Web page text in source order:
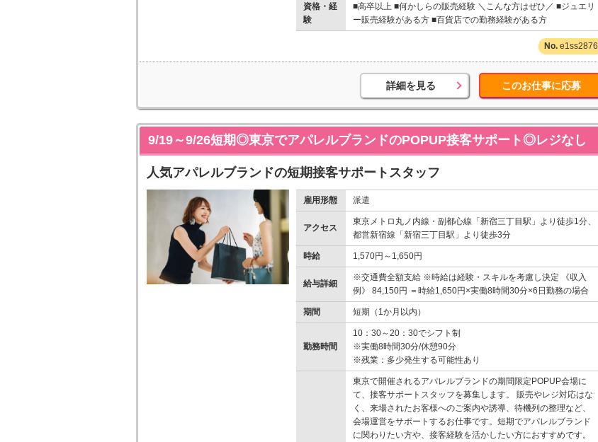
資格・経
験
■高卒以上 ■何かしらの販売経験 ＼こんな方はぜひ／ ■ジュエリ
ー販売経験がある方 ■百貨店での勤務経験がある方
e1ss2876
詳細を見る このお仕事に応募
9/19～9/26短期◎東京でアパレルブランドのPOPUP接客サポート◎レジなし
人気アパレルブランドの短期接客サポートスタッフ
雇用形態 派遣
アクセス
東京メトロ丸ノ内線・副都心線「新宿三丁目駅」より徒歩1分、
都営新宿線「新宿三丁目駅」より徒歩3分
時給 1,570円～1,650円
給与詳細
※交通費全額支給 ※時給は経験・スキルを考慮し決定 《収入
例》 84,150円 ＝時給1,650円×実働8時間30分×6日勤務の場合
期間 短期（1か月以内）
勤務時間
10：30～20：30でシフト制
※実働8時間30分/休憩90分
※残業：多少発生する可能性あり
東京で開催されるアパレルブランドの期間限定POPUP会場に
て、接客サポートスタッフを募集します。 販売やレジ対応はな
く、来場されたお客様へのご案内や誘導、待機列の整理など、
会場運営をサポートするお仕事です。短期でアパレルブランド
に関わりたい方や、接客経験を活かしたい方におすすめです。